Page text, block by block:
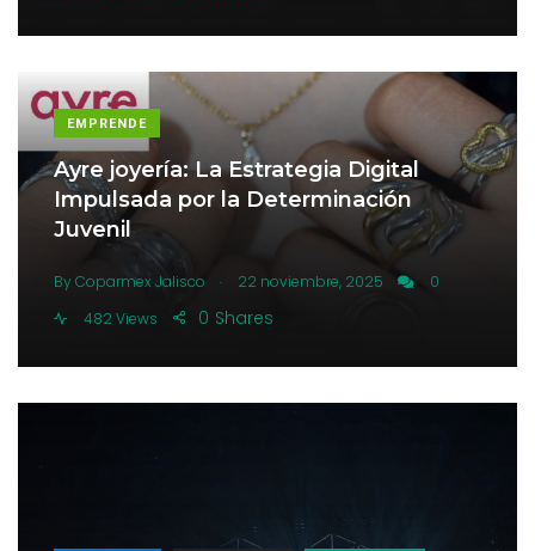
EMPRENDE
Ayre joyería: La Estrategia Digital
Impulsada por la Determinación
Juvenil
By Coparmex Jalisco . 22 noviembre, 2025
0
482 Views
Shares
0